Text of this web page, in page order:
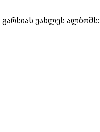
გარსიას უახლეს ალბომს: